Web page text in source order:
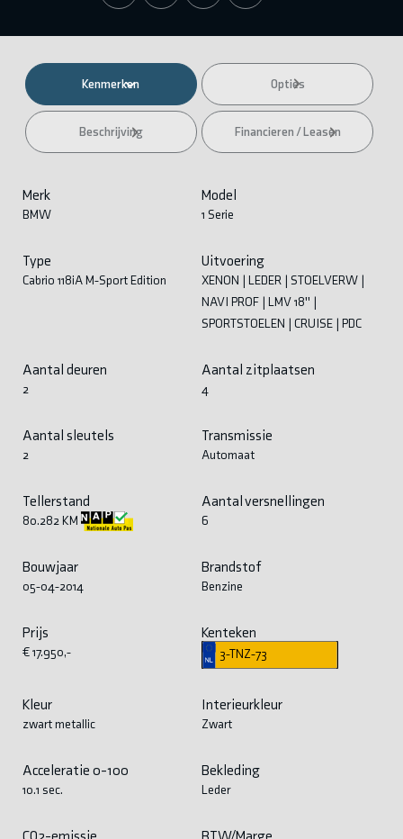
Kenmerken Opties
Beschrijving Financieren / Leasen
Merk
BMW
Model
1 Serie
Type
Cabrio 118iA M-Sport Edition
Uitvoering
XENON | LEDER | STOELVERW |
NAVI PROF | LMV 18'' |
SPORTSTOELEN | CRUISE | PDC
Aantal deuren
2
Aantal zitplaatsen
4
Aantal sleutels
2
Transmissie
Automaat
Tellerstand
80.282 KM
Aantal versnellingen
6
Bouwjaar
05-04-2014
Brandstof
Benzine
Prijs
€ 17.950,-
Kenteken
3-TNZ-73
Kleur
zwart metallic
Interieurkleur
Zwart
Acceleratie 0-100
10.1 sec.
Bekleding
Leder